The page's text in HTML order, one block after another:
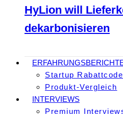
HyLion will
dekarbonisieren
Startup
Produkt-Vergleich
INTERVIEWS
Premium